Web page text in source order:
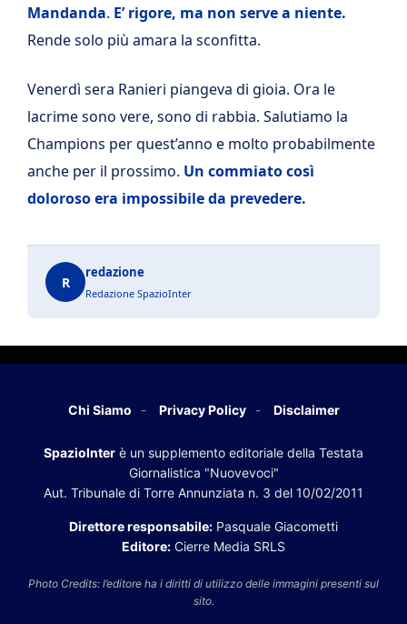
Mandanda. E’ rigore, ma non serve a niente.
Rende solo più amara la sconfitta.
Venerdì sera Ranieri piangeva di gioia. Ora le
lacrime sono vere, sono di rabbia. Salutiamo la
Champions per quest’anno e molto probabilmente
anche per il prossimo. Un commiato così
doloroso era impossibile da prevedere.
R
redazione
Redazione SpazioInter
Chi Siamo Privacy Policy Disclaimer
SpazioInter è un supplemento editoriale della Testata
Giornalistica "Nuovevoci"
Aut. Tribunale di Torre Annunziata n. 3 del 10/02/2011
Direttore responsabile: Pasquale Giacometti
Editore: Cierre Media SRLS
Photo Credits: l’editore ha i diritti di utilizzo delle immagini presenti sul
sito.